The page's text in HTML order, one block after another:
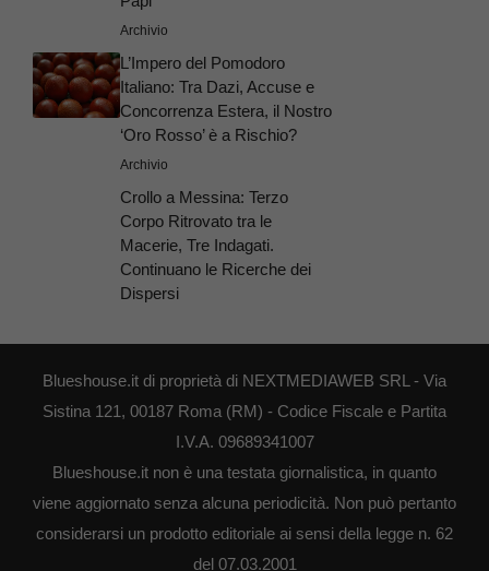
Archivio
L’Impero del Pomodoro
Italiano: Tra Dazi, Accuse e
Concorrenza Estera, il Nostro
‘Oro Rosso’ è a Rischio?
Archivio
Crollo a Messina: Terzo
Corpo Ritrovato tra le
Macerie, Tre Indagati.
Continuano le Ricerche dei
Dispersi
Blueshouse.it di proprietà di NEXTMEDIAWEB SRL - Via
Sistina 121, 00187 Roma (RM) - Codice Fiscale e Partita
I.V.A. 09689341007
Blueshouse.it non è una testata giornalistica, in quanto
viene aggiornato senza alcuna periodicità. Non può pertanto
considerarsi un prodotto editoriale ai sensi della legge n. 62
del 07.03.2001